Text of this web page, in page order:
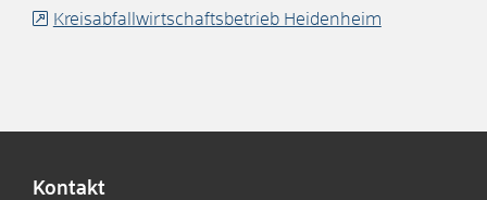
Kreisabfallwirtschaftsbetrieb Heidenheim
Kontakt